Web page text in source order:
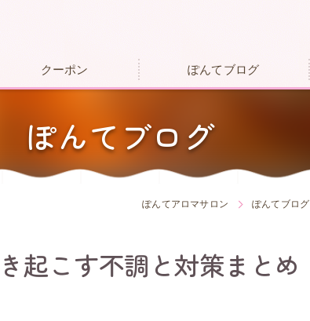
クーポン ぽんてブログ
ぽんてブログ
ぽんてアロマサロン ぽんてブログ
起こす不調と対策まとめ